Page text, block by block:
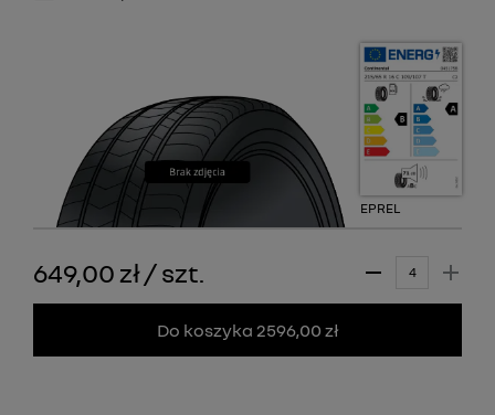
EPREL
649,00 zł/szt.
Do koszyka 2596,00 zł